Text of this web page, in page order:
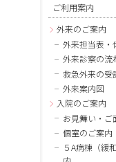
ご利用案内
外来のご案内
外来担当表・
外来診察の流
救急外来の受
外来案内図
入院のご案内
お見舞い・ご
個室のご案内
５A病棟（緩